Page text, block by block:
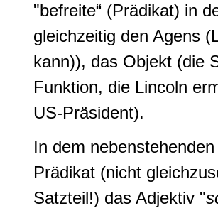
"befreite“ (Prädikat) in
gleichzeitig den Agens
kann)), das Objekt (die
Funktion, die Lincoln
US-Präsident).
In dem
Prädikat (nicht
Satzteil!) das Adjektiv "